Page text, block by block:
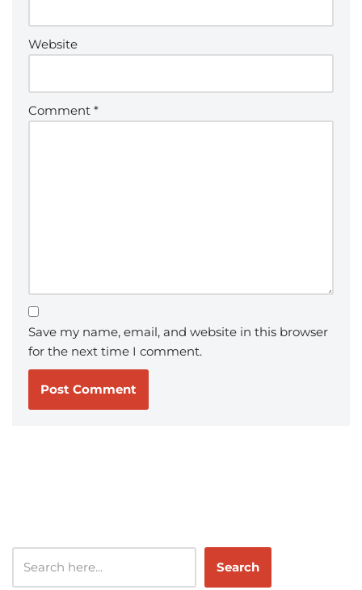
Website
Comment *
Save my name, email, and website in this browser
for the next time I comment.
Search